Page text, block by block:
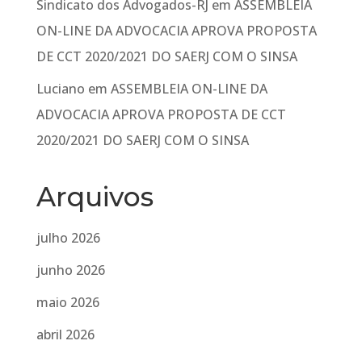
Sindicato dos Advogados-RJ em ASSEMBLEIA
ON-LINE DA ADVOCACIA APROVA PROPOSTA
DE CCT 2020/2021 DO SAERJ COM O SINSA
Luciano em ASSEMBLEIA ON-LINE DA
ADVOCACIA APROVA PROPOSTA DE CCT
2020/2021 DO SAERJ COM O SINSA
Arquivos
julho 2026
junho 2026
maio 2026
abril 2026